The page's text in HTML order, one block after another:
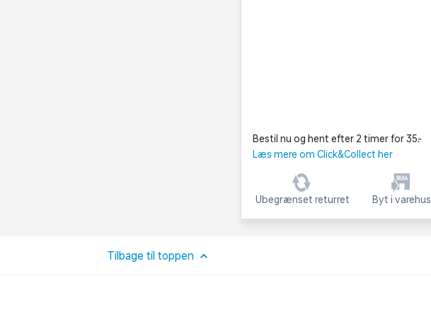
Bestil nu og hent efter 2 timer for 35,-
Læs mere om Click&Collect her
Ubegrænset returret Byt i varehus
Tilbage til toppen